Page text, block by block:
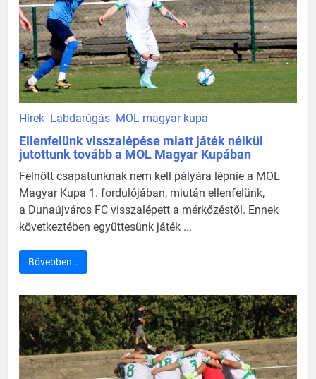
Hírek Labdarúgás MOL magyar kupa
Ellenfelünk visszalépése miatt játék nélkül
jutottunk tovább a MOL Magyar Kupában
Felnőtt csapatunknak nem kell pályára lépnie a MOL
Magyar Kupa 1. fordulójában, miután ellenfelünk,
a Dunaújváros FC visszalépett a mérkőzéstől. Ennek
következtében együttesünk játék ...
Bővebben…